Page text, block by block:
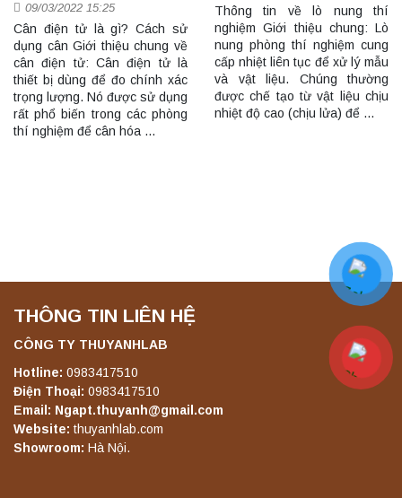
09/03/2022 15:25
Cân điện tử là gì? Cách sử
dụng cân Giới thiệu chung về
cân điện tử: Cân điện tử là
thiết bị dùng để đo chính xác
trọng lượng. Nó được sử dụng
rất phổ biến trong các phòng
thí nghiệm để cân hóa …
Thông tin về lò nung thí
nghiệm Giới thiệu chung: Lò
nung phòng thí nghiệm cung
cấp nhiệt liên tục để xử lý mẫu
và vật liệu. Chúng thường
được chế tạo từ vật liệu chịu
nhiệt độ cao (chịu lửa) để …
THÔNG TIN LIÊN HỆ
CÔNG TY THUYANHLAB
Hotline: 0983417510
Điện Thoại: 0983417510
Email: Ngapt.thuyanh@gmail.com
Website: thuyanhlab.com
Showroom: Hà Nội.